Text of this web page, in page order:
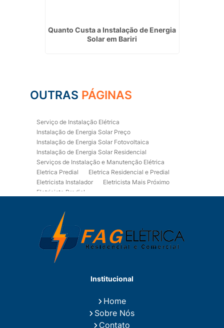
Quanto Custa a Instalação de Energia
Solar em Bariri
OUTRAS PÁGINAS
Serviço de Instalação Elétrica
Instalação de Energia Solar Preço
Instalação de Energia Solar Fotovoltaica
Instalação de Energia Solar Residencial
Serviços de Instalação e Manutenção Elétrica
Eletrica Predial
Eletrica Residencial e Predial
Eletricista Instalador
Eletricista Mais Próximo
Eletricista Predial
Eletricista Residencial
Eletricista Residencial E Predial
Eletricistas de Manutenção
Empresa de Instalações Elétricas
Empresa de Manutenção Eletrica
Empresa de Prestação de Serviços Eletricos
Fiação para Instalação Eletrica Residencial
Instalação de Energia Solar Residencial Preço
Instalação de Painel Solar
Instalação de Placa Solar
Institucional
Home
Sobre Nós
Contato